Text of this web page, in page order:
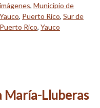
imágenes, Municipio de
Yauco, Puerto Rico, Sur de
Puerto Rico, Yauco
María-Lluberas